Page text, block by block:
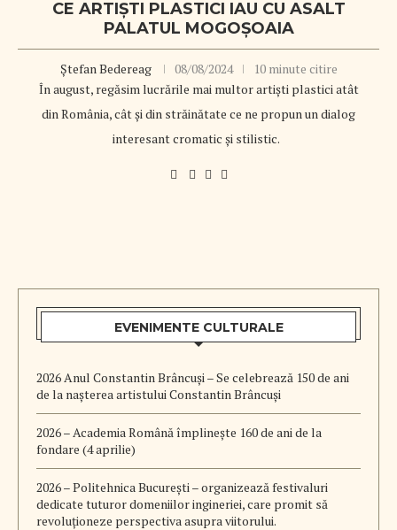
CE ARTIȘTI PLASTICI IAU CU ASALT
PALATUL MOGOȘOAIA
Ștefan Bedereag 08/08/2024
10 minute citire
În august, regăsim lucrările mai multor artiști plastici atât
din România, cât și din străinătate ce ne propun un dialog
interesant cromatic și stilistic.
EVENIMENTE CULTURALE
2026 Anul Constantin Brâncuși – Se celebrează 150 de ani
de la nașterea artistului Constantin Brâncuși
2026 – Academia Română împlinește 160 de ani de la
fondare (4 aprilie)
2026 – Politehnica București – organizează festivaluri
dedicate tuturor domeniilor ingineriei, care promit să
revoluționeze perspectiva asupra viitorului.